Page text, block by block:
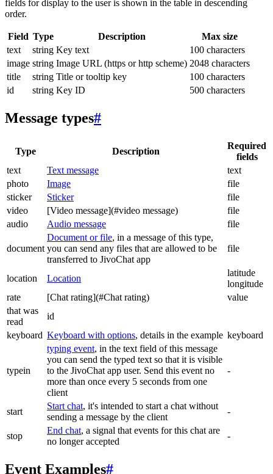
fields for display to the user is shown in the table in descending
order.
Field Type Description
Max size
text
string Key text
100 characters
image string Image URL (https or http scheme) 2048 characters
title
string Title or tooltip key
100 characters
id
string Key ID 500 characters
Message types#
Type Description
Required
fields
text
Text message
text
photo
Image
file
sticker
Sticker
file
video
[Video message](#video message)
file
audio
Audio message file
document
Document or file, in a message of this type,
you can send any files that are allowed to be
transferred to JivoChat app
file
location Location
latitude
longitude
rate
[Chat rating](#Chat rating)
value
that was
read
id
keyboard Keyboard with options, details in the example keyboard
typein
typing event, in the text field of this message
you can send the typed text so that it is visible
to the JivoChat app user. Send this event no
more than once every 5 seconds from one
client
-
start
Start chat, it's intended to start a chat without
sending a message by the client
-
stop
End chat, a signal that events for this chat are
no longer accepted
-
Event Examples#